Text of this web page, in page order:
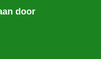
door